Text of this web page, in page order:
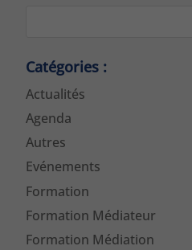
Catégories :
Actualités
Agenda
Autres
Evénements
Formation
Formation Médiateur
Formation Médiation